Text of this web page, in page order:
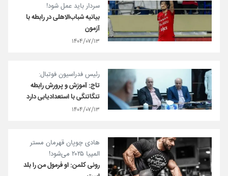
سردار باید عمل شود!
بیانیه شباب‌الاهلی در رابطه با
آزمون
۱۴۰۴/۰۷/۱۳
رئیس فدراسیون فوتبال:
تاج: آموزش و پرورش رابطه
تنگاتنگی با استعدادیابی دارد
۱۴۰۴/۰۷/۱۳
هادی چوپان قهرمان مستر
المپیا ۲۰۲۵ می‌شود!
رونی کلمن: او فرمول من را بلد